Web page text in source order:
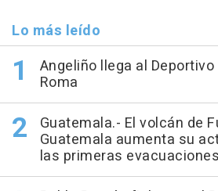
Lo más leído
Angeliño llega al
Roma
Guatemala.- El volcán de
Guatemala aumenta su
las primeras evacuaciones